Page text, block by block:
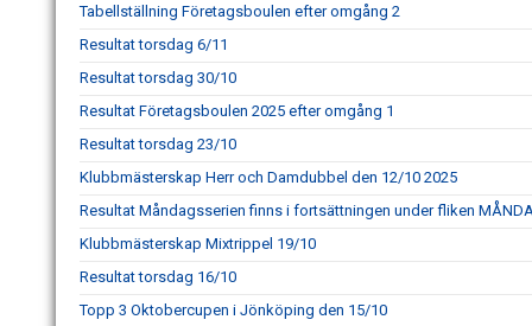
Tabellställning Företagsboulen efter omgång 2
Resultat torsdag 6/11
Resultat torsdag 30/10
Resultat Företagsboulen 2025 efter omgång 1
Resultat torsdag 23/10
Klubbmästerskap Herr och Damdubbel den 12/10 2025
Resultat Måndagsserien finns i fortsättningen under fliken
Klubbmästerskap Mixtrippel 19/10
Resultat torsdag 16/10
Topp 3 Oktobercupen i Jönköping den 15/10